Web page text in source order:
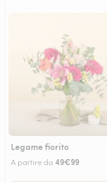
Legame fiorito
A partire da 49€99